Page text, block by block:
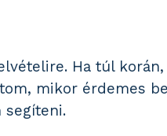
Ha túl
mikor érdemes
segíteni.